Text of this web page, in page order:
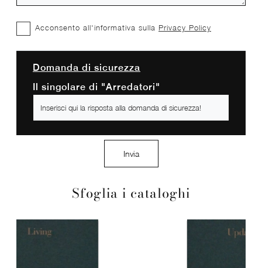
Sfoglia i cataloghi
Acconsento all'informativa sulla Privacy Policy
Domanda di sicurezza
Il singolare di "Arredatori"
Invia